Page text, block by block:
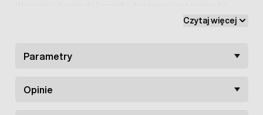
Czytaj więcej
Parametry
Opinie